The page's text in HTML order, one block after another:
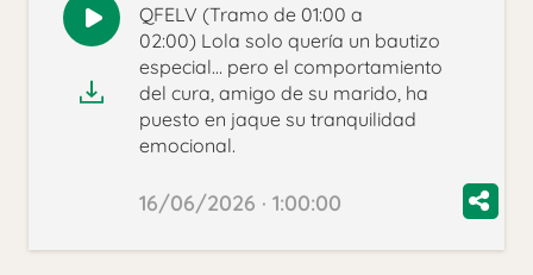
Reproducir
audio
QFELV (Tramo de 01:00 a
02:00) Lola solo quería un bautizo
especial… pero el comportamiento
del cura, amigo de su marido, ha
puesto en jaque su tranquilidad
emocional.
16/06/2026 · 1:00:00